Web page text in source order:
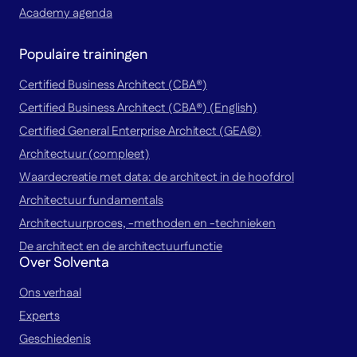
Academy agenda
Populaire trainingen
Certified Business Architect (CBA®)
Certified Business Architect (CBA®) (English)
Certified General Enterprise Architect (GEA©)
Architectuur (compleet)
Waardecreatie met data: de architect in de hoofdrol
Architectuur fundamentals
Architectuurproces, -methoden en -technieken
De architect en de architectuurfunctie
Over Solventa
Ons verhaal
Experts
Geschiedenis